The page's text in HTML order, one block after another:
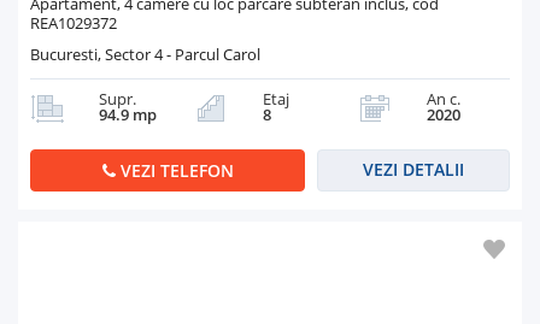
REA1029372
Bucuresti, Sector 4 - Parcul Carol
Supr.
94.9 mp
Etaj
8
An c.
2020
VEZI TELEFON VEZI DETALII